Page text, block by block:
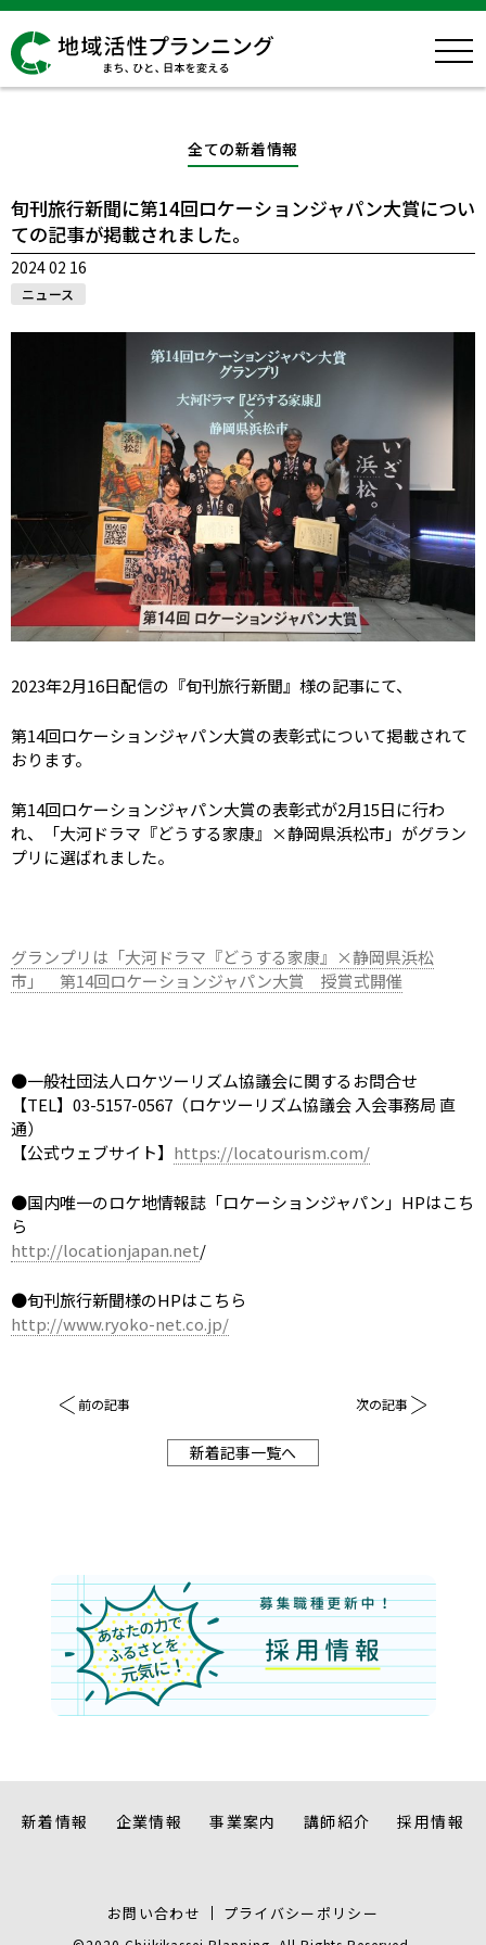
全ての新着情報
旬刊旅行新聞に第14回ロケーションジャパン大賞につい
ての記事が掲載されました。
2024 02 16
ニュース
2023年2月16日配信の『旬刊旅行新聞』様の記事にて、
第14回ロケーションジャパン大賞の表彰式について掲載されて
おります。
第14回ロケーションジャパン大賞の表彰式が2月15日に行わ
れ、「大河ドラマ『どうする家康』×静岡県浜松市」がグラン
プリに選ばれました。
グランプリは「大河ドラマ『どうする家康』×静岡県浜松
市」 第14回ロケーションジャパン大賞 授賞式開催
●一般社団法人ロケツーリズム協議会に関するお問合せ
【TEL】03-5157-0567（ロケツーリズム協議会 入会事務局 直
通）
【公式ウェブサイト】 https://locatourism.com/
●国内唯一のロケ地情報誌「ロケーションジャパン」HPはこち
ら
http://locationjapan.net/
●旬刊旅行新聞様のHPはこちら
http://www.ryoko-net.co.jp/
前の記事 次の記事
新着記事一覧へ
新着情報 企業情報 事業案内 講師紹介 採用情報
お問い合わせ プライバシーポリシー